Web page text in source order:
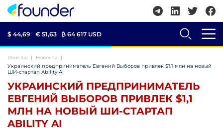
$ 44,69 € 51,63 ₿ 64 617 USD
Главная
Новости
Украинский предприниматель Евгений Выборов привлек $1,1 млн на новый
ШИ-стартап Ability AI
УКРАИНСКИЙ ПРЕДПРИНИМАТЕЛЬ
ЕВГЕНИЙ ВЫБОРОВ ПРИВЛЕК $1,1
МЛН НА НОВЫЙ ШИ-СТАРТАП
ABILITY AI